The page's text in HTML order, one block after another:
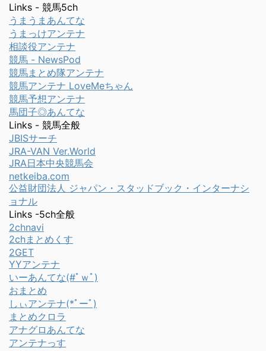
Links - 競馬5ch
うまうまあんてな
うまっけアンテナ
相談役アンテナ
競馬 - NewsPod
競馬まとめ隊アンテナ
競馬アンテナ LoveMeちゃん
競馬予想アンテナ
馬団子◎あんてな
Links - 競馬全般
JBISサーチ
JRA-VAN Ver.World
JRA日本中央競馬会
netkeiba.com
公益財団法人 ジャパン・スタッドブック・インターナシ
ョナル
Links -5ch全般
2chnavi
2chまとめくす
2GET
YYアンテナ
いーあんてな(#ﾟｗﾟ)
おまとめ
しぃアンテナ(*ﾟーﾟ)
まとめクロラ
アナグロあんてな
アンテナっす